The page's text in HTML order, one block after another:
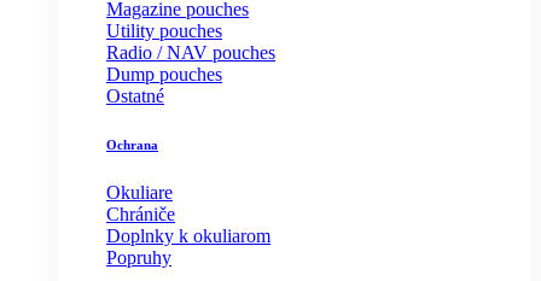
Magazine pouches
Utility pouches
Radio / NAV pouches
Dump pouches
Ostatné
Ochrana
Okuliare
Chrániče
Doplnky k okuliarom
Popruhy